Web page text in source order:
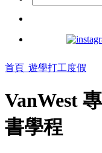
首頁 遊學打工度假
VanWest
書學程